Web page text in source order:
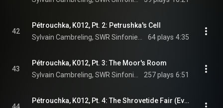
42
Pétrouchka, K012, Pt. 2: Petrushka's Cell
64 plays 4:35
43
Pétrouchka, K012, Pt. 3: The Moor's Room
257 plays 6:51
Pétrouchka, K012, Pt. 4: The Shrovetide Fair (Evening)